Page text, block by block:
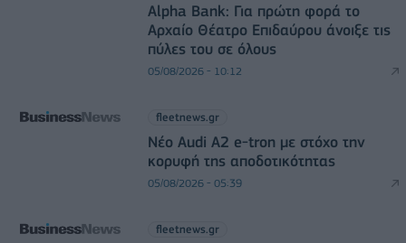
Alpha Bank: Για πρώτη φορά το
Αρχαίο Θέατρο Επιδαύρου άνοιξε τις
πύλες του σε όλους
05/08/2026 - 10:12
fleetnews.gr
Νέο Audi A2 e-tron με στόχο την
κορυφή της αποδοτικότητας
05/08/2026 - 05:39
fleetnews.gr